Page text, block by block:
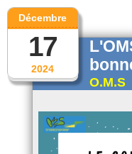
2024
Décembre
17
O.M.S